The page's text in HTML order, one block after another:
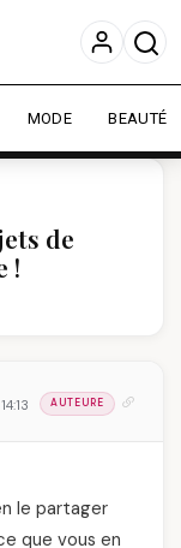
votre
En savoir plus
MODE BEAUTÉ
de
!
AUTEURE
le partager
que vous en